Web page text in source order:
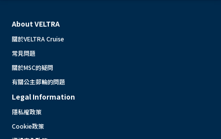
About VELTRA
關於VELTRA Cruise
常見問題
關於MSC的疑問
有關公主郵輪的問題
Legal Information
隱私權政策
Cookie政策